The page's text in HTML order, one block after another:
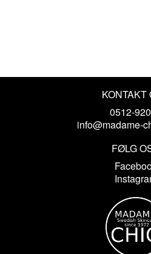
KONTAKT
0512-
info@madame-
FØLG